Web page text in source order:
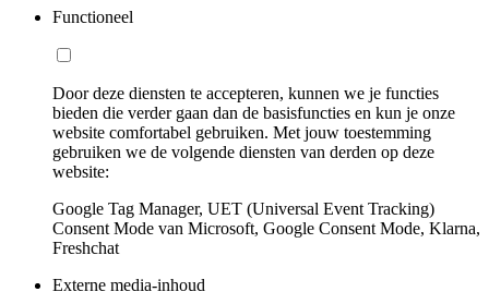
Functioneel
Door deze diensten te accepteren, kunnen we je functies
bieden die verder gaan dan de basisfuncties en kun je onze
website comfortabel gebruiken. Met jouw toestemming
gebruiken we de volgende diensten van derden op deze
website:
Google Tag Manager, UET (Universal Event Tracking)
Consent Mode van Microsoft, Google Consent Mode, Klarna,
Freshchat
Externe media-inhoud